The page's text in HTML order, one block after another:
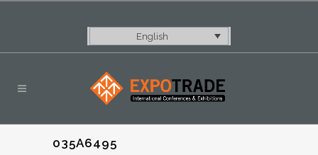
English
035A6495